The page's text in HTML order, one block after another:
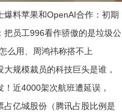
调查
爆料苹果和OpenAI合作：初期
易、未来探索分成佣金
把员工996看作骄傲的是垃圾公
24节气都放假
么用、周鸿祎称搭不上
企业会被淘汰
大规模裁员的科技巨头是谁，
扛多久？
！近4000架次航班遭延误，
航班被取消
占亿城股份（腾讯占股比例是